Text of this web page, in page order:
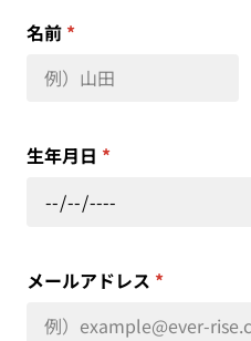
名前 *
生年月日 *
メールアドレス *